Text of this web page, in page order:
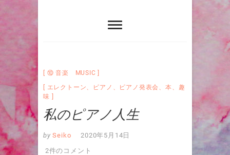
⑩ 音楽 MUSIC
エレクトーン
ピアノ ピアノ発表会 、本
趣
味
私のピアノ人生
by Seiko
2020年5月14日
2件のコメント